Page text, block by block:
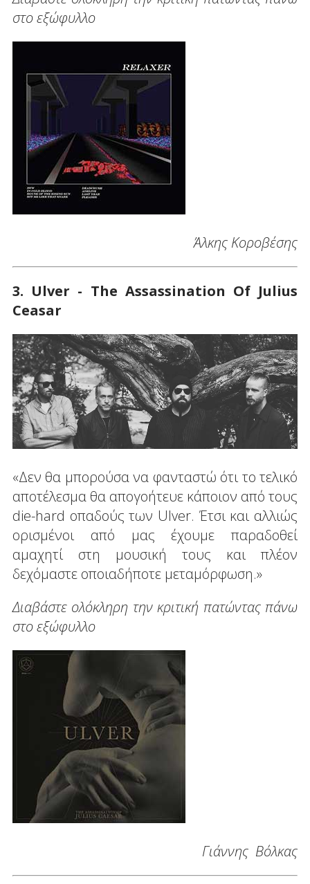
στο εξώφυλλο
Άλκης Κοροβέσης
3. Ulver - The Assassination Of Julius
Ceasar
«Δεν θα μπορούσα να φανταστώ ότι το τελικό
αποτέλεσμα θα απογοήτευε κάποιον από τους
die-hard οπαδούς των Ulver. Έτσι και αλλιώς
ορισμένοι από μας έχουμε παραδοθεί
αμαχητί στη μουσική τους και πλέον
δεχόμαστε οποιαδήποτε μεταμόρφωση.»
Διαβάστε ολόκληρη την κριτική πατώντας πάνω
στο εξώφυλλο
Γιάννης Βόλκας